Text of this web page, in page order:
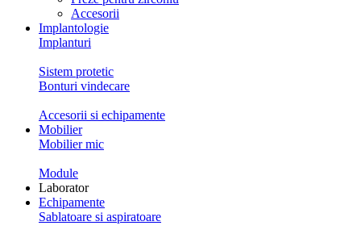
Accesorii
Implantologie
Implanturi
Sistem protetic
Bonturi vindecare
Accesorii si echipamente
Mobilier
Mobilier mic
Module
Laborator
Echipamente
Sablatoare si aspiratoare